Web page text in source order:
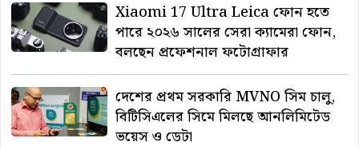
Xiaomi 17 Ultra Leica ফোন হতে
পারে ২০২৬ সালের সেরা ক্যামেরা ফোন,
বলছেন প্রফেশনাল ফটোগ্রাফার
দেশের প্রথম সরকারি MVNO সিম চালু,
বিটিসিএলের সিমে মিলছে আনলিমিটেড
ভয়েস ও ডেটা